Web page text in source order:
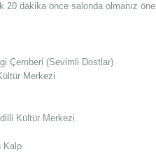
20 dakika önce salonda olmanız
Çemberi (Sevimli Dostlar)
Merkezi
Kültür Merkezi
Kalp